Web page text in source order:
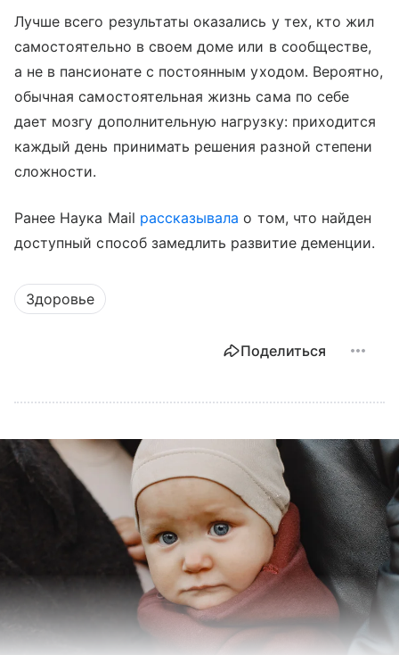
Лучше всего результаты оказались у тех, кто жил
самостоятельно в своем доме или в сообществе,
а не в пансионате с постоянным уходом. Вероятно,
обычная самостоятельная жизнь сама по себе
дает мозгу дополнительную нагрузку: приходится
каждый день принимать решения разной степени
сложности.
Ранее Наука Mail рассказывала о том, что найден
доступный способ замедлить развитие деменции.
Здоровье
Поделиться